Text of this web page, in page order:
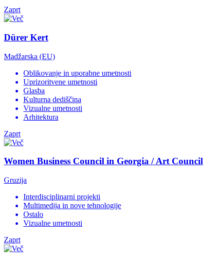
Zaprt
Dürer Kert
Madžarska (EU)
Oblikovanje in uporabne umetnosti
Uprizoritvene umetnosti
Glasba
Kulturna dediščina
Vizualne umetnosti
Arhitektura
Zaprt
Women Business Council in Georgia / Art Council
Gruzija
Interdisciplinarni projekti
Multimedija in nove tehnologije
Ostalo
Vizualne umetnosti
Zaprt